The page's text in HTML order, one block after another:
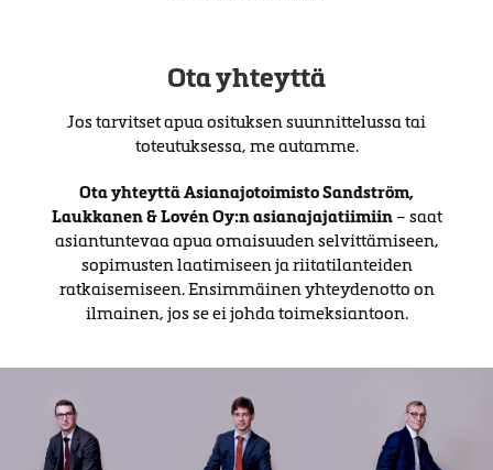
Ota yhteyttä
Jos tarvitset apua osituksen suunnittelussa tai
toteutuksessa, me autamme.
Ota yhteyttä Asianajotoimisto Sandström,
Laukkanen & Lovén Oy:n asianajajatiimiin– saat
asiantuntevaa apua omaisuuden selvittämiseen,
sopimusten laatimiseen ja riitatilanteiden
ratkaisemiseen. Ensimmäinen yhteydenotto on
ilmainen, jos se ei johda toimeksiantoon.